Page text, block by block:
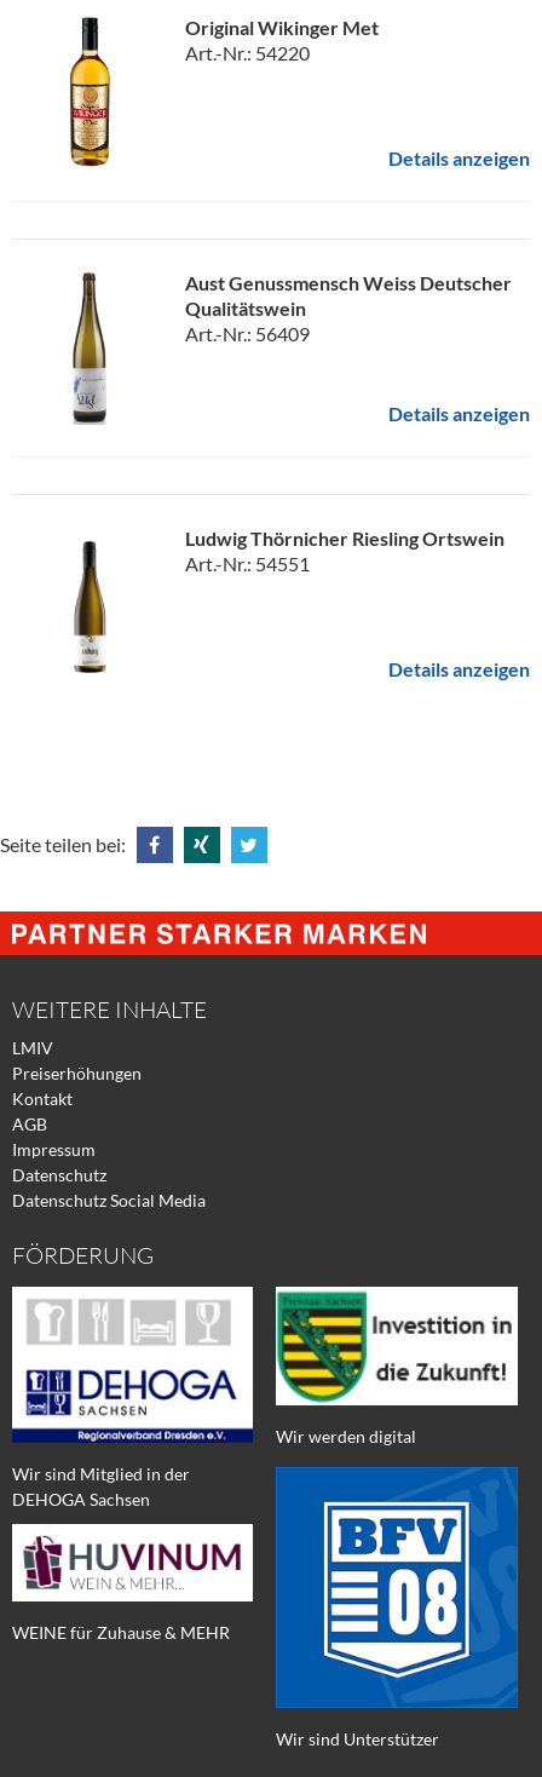
Original Wikinger Met
Art.-Nr.: 54220
Details anzeigen
Aust Genussmensch Weiss Deutscher
Qualitätswein
Art.-Nr.: 56409
Details anzeigen
Ludwig Thörnicher Riesling Ortswein
Art.-Nr.: 54551
Details anzeigen
Seite teilen bei:
@
Facebook
@
Xing
@
Twitter
WEITERE INHALTE
LMIV
Preiserhöhungen
Kontakt
AGB
Impressum
Datenschutz
Datenschutz Social Media
FÖRDERUNG
Wir sind Mitglied in der
DEHOGA Sachsen
WEINE für Zuhause & MEHR
Wir werden digital
Wir sind Unterstützer